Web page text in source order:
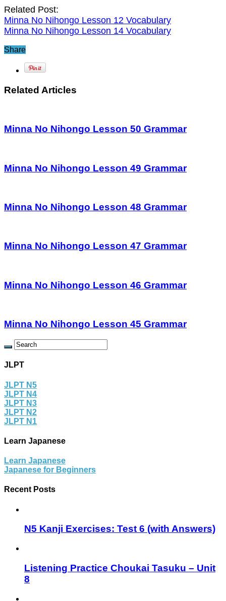
Related Post:
Minna No Nihongo Lesson 12 Vocabulary
Minna No Nihongo Lesson 14 Vocabulary
Share
Related Articles
Minna No Nihongo Lesson 50 Grammar
Minna No Nihongo Lesson 49 Grammar
Minna No Nihongo Lesson 48 Grammar
Minna No Nihongo Lesson 47 Grammar
Minna No Nihongo Lesson 46 Grammar
Minna No Nihongo Lesson 45 Grammar
JLPT
JLPT N5
JLPT N4
JLPT N3
JLPT N2
JLPT N1
Learn Japanese
Learn Japanese
Japanese for Beginners
Recent Posts
N5 Kanji Exercises: Test 6 (with Answers)
Listening Practice Choukai Tasuku – Unit
8